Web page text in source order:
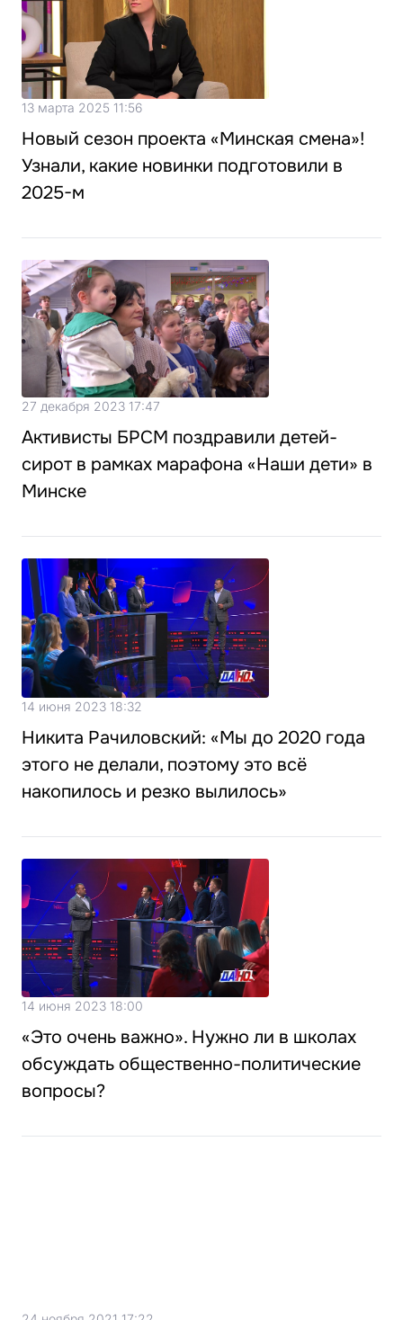
13 марта 2025 11:56
Новый сезон проекта «Минская смена»!
Узнали, какие новинки подготовили в
2025-м
27 декабря 2023 17:47
Активисты БРСМ поздравили детей-
сирот в рамках марафона «Наши дети» в
Минске
14 июня 2023 18:32
Никита Рачиловский: «Мы до 2020 года
этого не делали, поэтому это всё
накопилось и резко вылилось»
14 июня 2023 18:00
«Это очень важно». Нужно ли в школах
обсуждать общественно-политические
вопросы?